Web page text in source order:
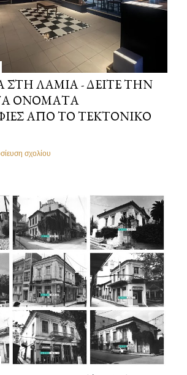
ΛΑΜΊΑ - ΔΕΊΤΕ ΤΗΝ
ΟΝΌΜΑΤΑ
ΑΠΌ ΤΟ ΤΕΚΤΟΝΙΚΌ
σχολίου